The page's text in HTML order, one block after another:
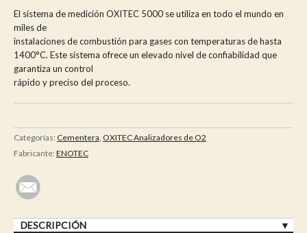
El sistema de medición OXITEC 5000 se utiliza en todo el mundo en
miles de
instalaciones de combustión para gases con temperaturas de hasta
1400°C. Este sistema ofrece un elevado nivel de confiabilidad que
garantiza un control
rápido y preciso del proceso.
Categorías: Cementera, OXITEC Analizadores de O2
Fabricante: ENOTEC
DESCRIPCIÓN